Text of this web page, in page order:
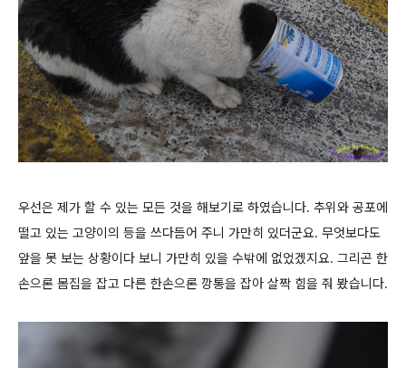
우선은 제가 할 수 있는 모든 것을 해보기로 하였습니다. 추위와 공포에
떨고 있는 고양이의 등을 쓰다듬어 주니 가만히 있더군요. 무엇보다도
앞을 못 보는 상황이다 보니 가만히 있을 수밖에 없었겠지요. 그리곤 한
손으론 몸집을 잡고 다른 한손으론 깡통을 잡아 살짝 힘을 줘 봤습니다.